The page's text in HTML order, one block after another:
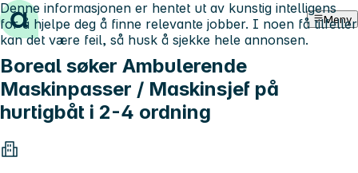
Hopp til innhold Meny
Boreal søker Ambulerende
Maskinpasser / Maskinsjef på
hurtigbåt i 2-4 ordning
Denne informasjonen er hentet ut av kunstig intelligens
for å hjelpe deg å finne relevante jobber. I noen få tilfeller
kan det være feil, så husk å sjekke hele annonsen.